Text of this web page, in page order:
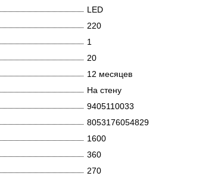
LED
220
1
20
12 месяцев
На стену
9405110033
8053176054829
1600
360
270